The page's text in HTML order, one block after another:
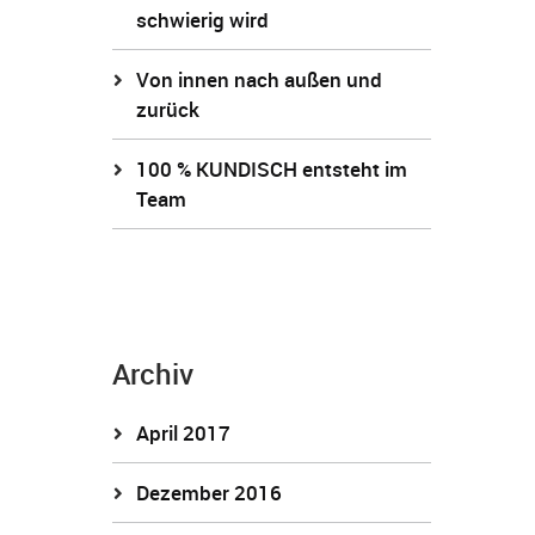
schwierig wird
Von innen nach außen und
zurück
100 % KUNDISCH entsteht im
Team
Archiv
April 2017
Dezember 2016